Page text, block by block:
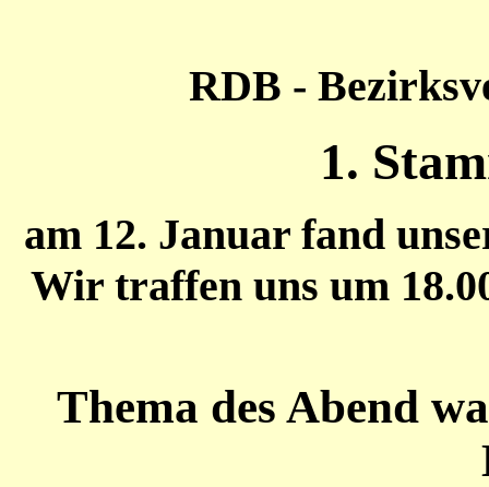
RDB -
1.
am 12. Januar fand
Wir traffen uns um
Thema des Abend